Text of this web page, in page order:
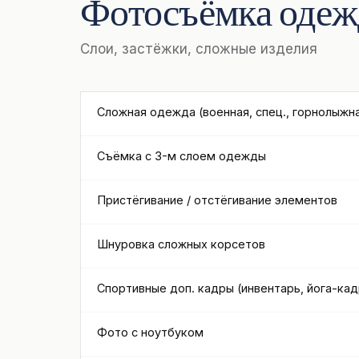
Фотосъёмка
Слои, застёжки, сложные изделия
Сложная одежда (военная, спец.,
Съёмка с 3-м слоем одежды
Пристёгивание / отстёгивание элементов
Шнуровка сложных корсетов
Спортивные доп. кадры (инвентарь, йога-
Фото с ноутбуком